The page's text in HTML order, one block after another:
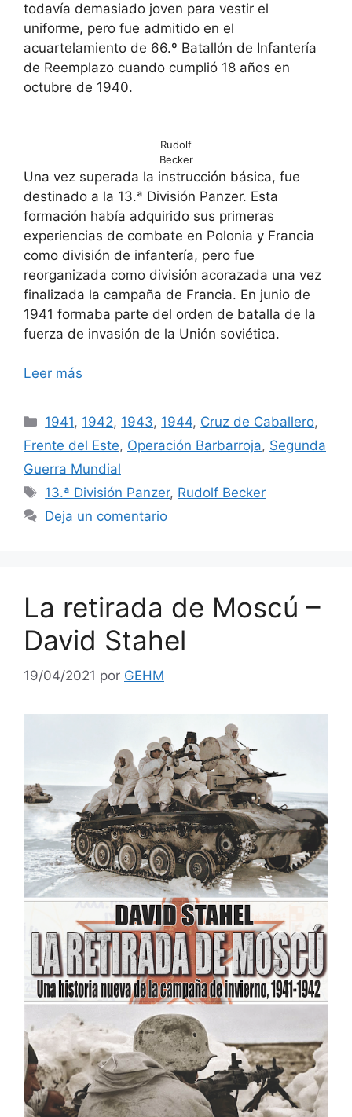
todavía demasiado joven para vestir el
uniforme, pero fue admitido en el
acuartelamiento de 66.º Batallón de Infantería
de Reemplazo cuando cumplió 18 años en
octubre de 1940.
Rudolf
Becker
Una vez superada la instrucción básica, fue
destinado a la 13.ª División Panzer. Esta
formación había adquirido sus primeras
experiencias de combate en Polonia y Francia
como división de infantería, pero fue
reorganizada como división acorazada una vez
finalizada la campaña de Francia. En junio de
1941 formaba parte del orden de batalla de la
fuerza de invasión de la Unión soviética.
Leer más
Categorías
1941, 1942, 1943, 1944, Cruz de Caballero,
Frente del Este, Operación Barbarroja, Segunda
Guerra Mundial
Etiquetas
13.ª División Panzer, Rudolf Becker
Deja un comentario
La retirada de Moscú –
David Stahel
19/04/2021 por GEHM